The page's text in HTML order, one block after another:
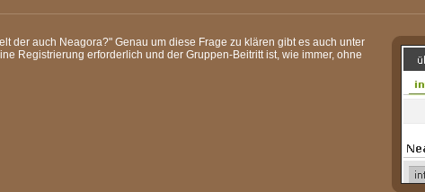
der auch Neagora?" Genau um diese Frage zu klären gibt es auch unter
Registrierung erforderlich und der Gruppen-Beitritt ist, wie immer, ohne